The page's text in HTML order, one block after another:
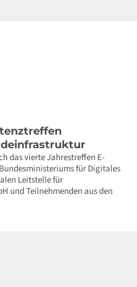
das vierte Jahrestreffen E-
für Digitales
Leitstelle für
und Teilnehmenden aus den